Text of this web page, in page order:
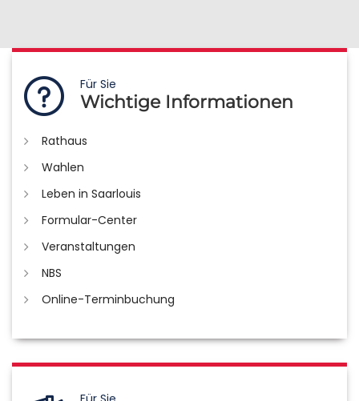
Für Sie
Wichtige Informationen
Rathaus
Wahlen
Leben in Saarlouis
Formular-Center
Veranstaltungen
NBS
Online-Terminbuchung